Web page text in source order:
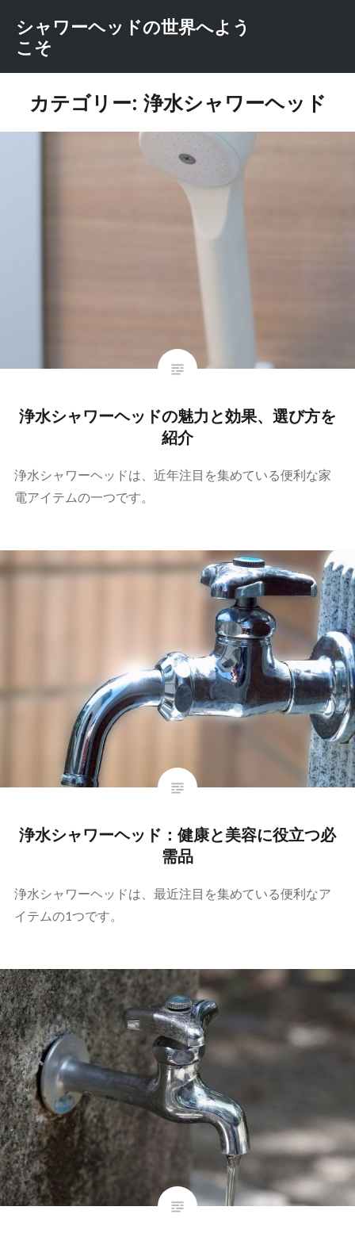
ン
ス
シャワーヘッドの世界へよう
こそ
カテゴリー: 浄水シャワーヘッド
浄水シャワーヘッドの魅力と効果、選び方を
紹介
浄水シャワーヘッドは、近年注目を集めている便利な家
電アイテムの一つです。
浄水シャワーヘッド：健康と美容に役立つ必
需品
浄水シャワーヘッドは、最近注目を集めている便利なア
イテムの1つです。